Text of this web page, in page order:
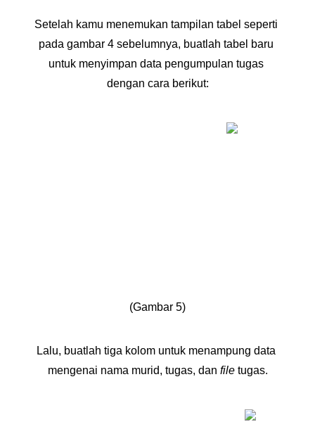
Setelah kamu menemukan tampilan tabel seperti
pada gambar 4 sebelumnya, buatlah tabel baru
untuk menyimpan data pengumpulan tugas
dengan cara berikut:
(Gambar 5)
Lalu, buatlah tiga kolom untuk menampung data
mengenai nama murid, tugas, dan file tugas.